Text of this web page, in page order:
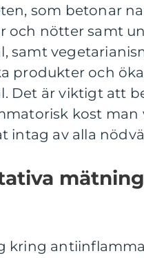
som betonar
och nötter samt
samt
produkter och
Det är viktigt att
kost man
intag av alla
kring